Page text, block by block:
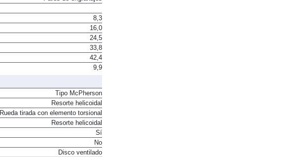
8,3
16,0
24,5
33,8
42,4
9,9
Tipo McPherson
Resorte helicoidal
Rueda tirada con elemento torsional
Resorte helicoidal
Sí
No
Disco ventilado